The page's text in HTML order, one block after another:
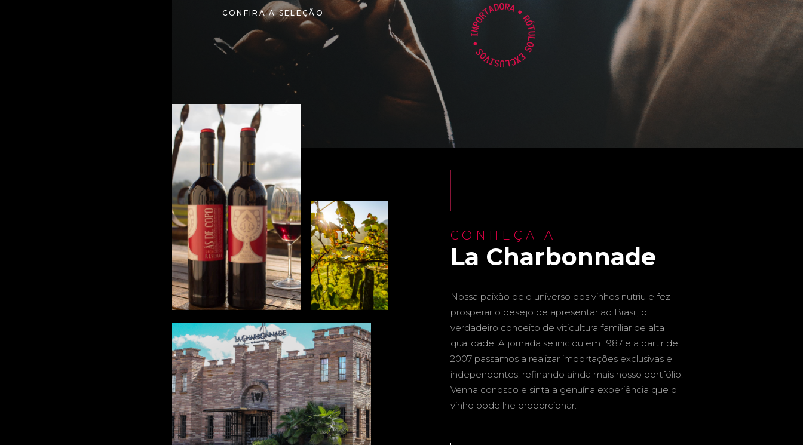
CONFIRA A SELEÇÃO
CONHEÇA A
La Charbonnade
Nossa paixão pelo universo dos vinhos nutriu e fez
prosperar o desejo de apresentar ao Brasil, o
verdadeiro conceito de viticultura familiar de alta
qualidade. A jornada se iniciou em 1987 e a partir de
2007 passamos a realizar importações exclusivas e
independentes, refinando ainda mais nosso portfólio.
Venha conosco e sinta a genuína experiência que o
vinho pode lhe proporcionar.